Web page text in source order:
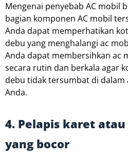
Mengenai penyebab AC mobil
bagian komponen AC mobil
Anda dapat memperhatikan
debu yang menghalangi ac
Anda dapat membersihkan ac
secara rutin dan berkala agar
debu tidak tersumbat di dalam
Anda.
4. Pelapis karet atau
yang bocor